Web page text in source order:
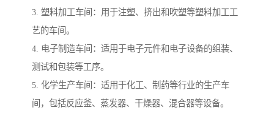
3. 塑料加工车间：用于注塑、挤出和吹塑等塑料加工工
艺的车间。
4. 电子制造车间：适用于电子元件和电子设备的组装、
测试和包装等工序。
5. 化学生产车间：适用于化工、制药等行业的生产车
间，包括反应釜、蒸发器、干燥器、混合器等设备。